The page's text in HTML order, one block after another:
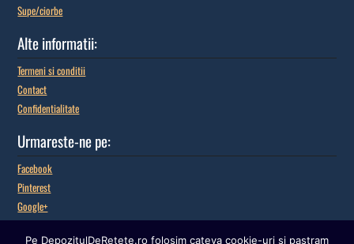
Supe/ciorbe
Alte informatii:
Termeni si conditii
Contact
Confidentialitate
Urmareste-ne pe:
Facebook
Pinterest
Google+
Pe DepozitulDeRetete.ro folosim cateva cookie-uri si pastram